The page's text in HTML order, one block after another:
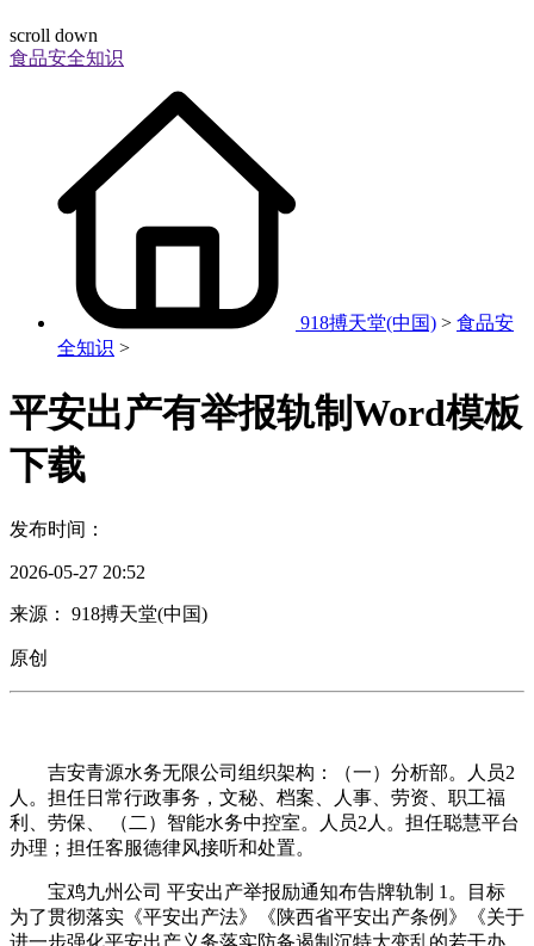
scroll down
食品安全知识
918搏天堂(中国) > 食品安
全知识 >
平安出产有举报轨制Word模板
下载
发布时间：
2026-05-27 20:52
来源： 918搏天堂(中国)
原创
吉安青源水务无限公司组织架构：（一）分析部。人员2
人。担任日常行政事务，文秘、档案、人事、劳资、职工福
利、劳保、 （二）智能水务中控室。人员2人。担任聪慧平台
办理；担任客服德律风接听和处置。
宝鸡九州公司 平安出产举报励通知布告牌轨制 1。目标
为了贯彻落实《平安出产法》《陕西省平安出产条例》《关于
进一步强化平安出产义务落实防备遏制沉特大变乱的若干办